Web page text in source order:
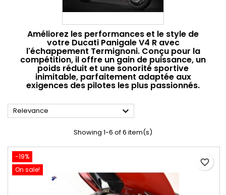
Améliorez les performances et le style de
votre Ducati Panigale V4 R avec
l'échappement Termignoni. Conçu pour la
compétition, il offre un gain de puissance, un
poids réduit et une sonorité sportive
inimitable, parfaitement adaptée aux
exigences des pilotes les plus passionnés.
Relevance 
Showing 1-6 of 6 item(s)
-19%
On sale!
favorite_border